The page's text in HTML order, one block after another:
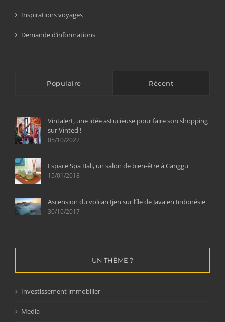
Inspirations voyages
Demande d’informations
Populaire Récent
Vintalert, une idée astucieuse pour faire son shopping
sur Vinted !
05/10/2022
Espace Spa Bali, un salon de bien-être à Canggu
15/01/2018
Ascension du volcan Ijen sur l’île de Java en Indonésie
30/10/2017
UN THÈME ?
Investissement immobilier
Media